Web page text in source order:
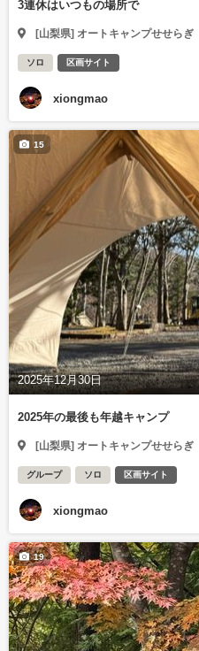
3連休はいつもの場所で
[山梨県] オートキャンプせせらぎ
ソロ 区画サイト
xiongmao
2025年12月30日
15
2025年の最後も年越キャンプ
[山梨県] オートキャンプせせらぎ
グループ ソロ 区画サイト
xiongmao
19